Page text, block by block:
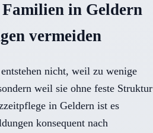
in Geldern
vermeiden
nicht, weil zu wenige
weil sie ohne feste Struktur
in Geldern ist es
konsequent nach